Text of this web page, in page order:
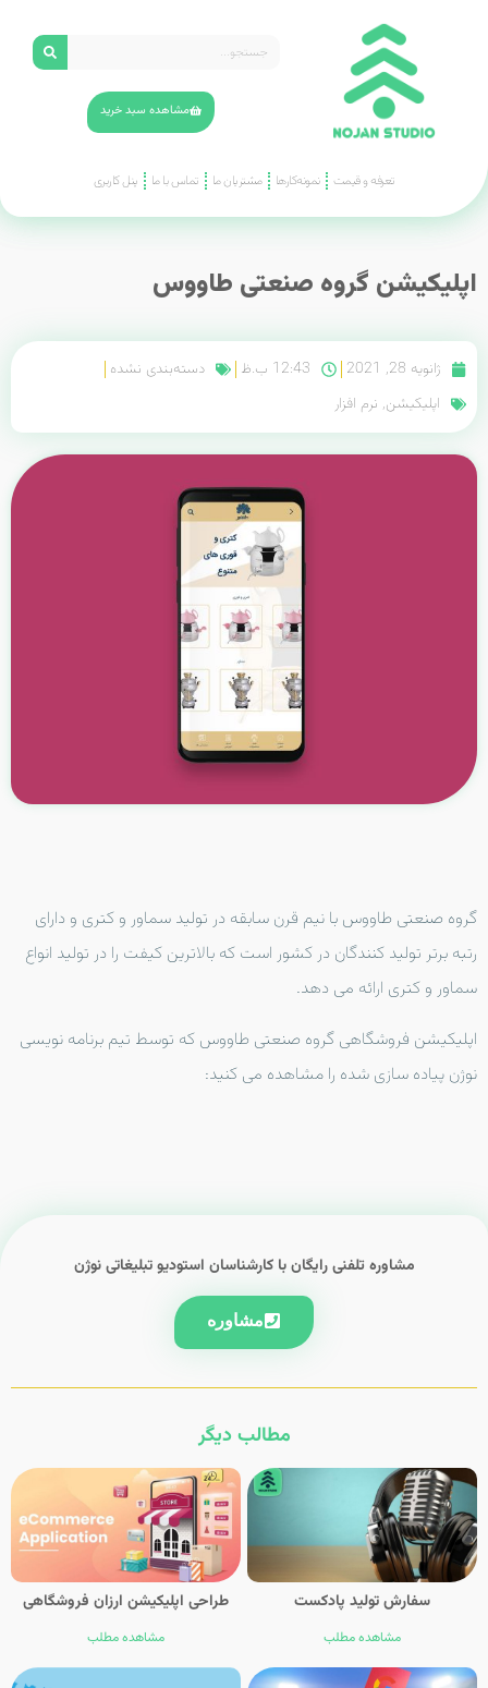
مشاهده سبد خرید
تعرفه و قیمت نمونه‌کارها مشتریان ما تماس با ما پنل کاربری
اپلیکیشن گروه صنعتی طاووس
ژانویه 28, 2021 12:43 ب.ظ
دسته‌بندی نشده
اپلیکیشن, نرم افزار
گروه صنعتی طاووس با نیم قرن سابقه در تولید سماور و کتری و دارای
رتبه برتر تولید کنندگان در کشور است که بالاترین کیفت را در تولید انواع
سماور و کتری ارائه می دهد.
اپلیکیشن فروشگاهی گروه صنعتی طاووس که توسط تیم برنامه نویسی
نوژن پیاده سازی شده را مشاهده می کنید:
مشاوره تلفنی رایگان با کارشناسان استودیو تبلیغاتی نوژن
مشاوره
مطالب دیگر
سفارش تولید پادکست
مشاهده مطلب
طراحی اپلیکیشن ارزان فروشگاهی
مشاهده مطلب